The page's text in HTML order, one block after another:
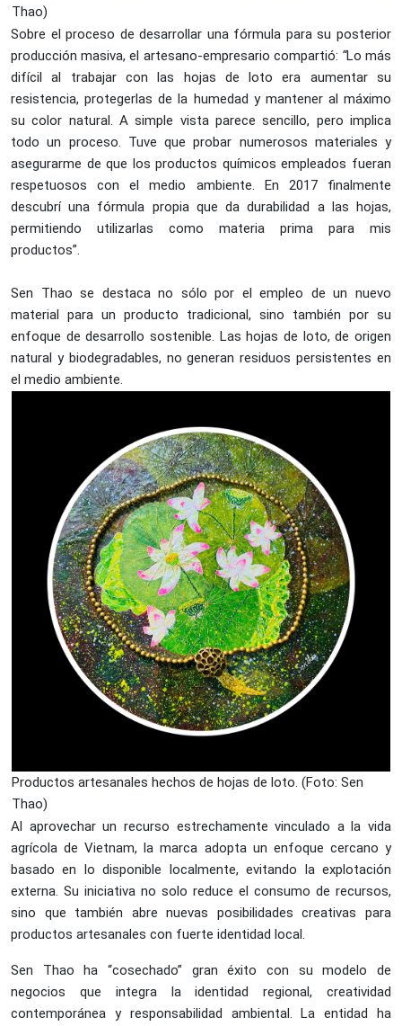
Thao)
Sobre el proceso de desarrollar una fórmula para su posterior
producción masiva, el artesano-empresario compartió: “Lo más
difícil al trabajar con las hojas de loto era aumentar su
resistencia, protegerlas de la humedad y mantener al máximo
su color natural. A simple vista parece sencillo, pero implica
todo un proceso. Tuve que probar numerosos materiales y
asegurarme de que los productos químicos empleados fueran
respetuosos con el medio ambiente. En 2017 finalmente
descubrí una fórmula propia que da durabilidad a las hojas,
permitiendo utilizarlas como materia prima para mis
productos”.
Sen Thao se destaca no sólo por el empleo de un nuevo
material para un producto tradicional, sino también por su
enfoque de desarrollo sostenible. Las hojas de loto, de origen
natural y biodegradables, no generan residuos persistentes en
el medio ambiente.
Productos artesanales hechos de hojas de loto. (Foto: Sen
Thao)
Al aprovechar un recurso estrechamente vinculado a la vida
agrícola de Vietnam, la marca adopta un enfoque cercano y
basado en lo disponible localmente, evitando la explotación
externa. Su iniciativa no solo reduce el consumo de recursos,
sino que también abre nuevas posibilidades creativas para
productos artesanales con fuerte identidad local.
Sen Thao ha “cosechado” gran éxito con su modelo de
negocios que integra la identidad regional, creatividad
contemporánea y responsabilidad ambiental. La entidad ha